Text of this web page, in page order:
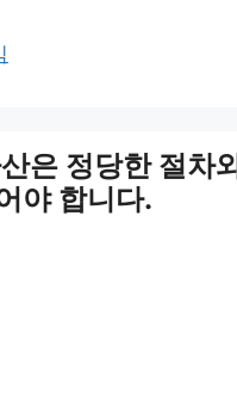
은 정당한 절차
야 합니다.